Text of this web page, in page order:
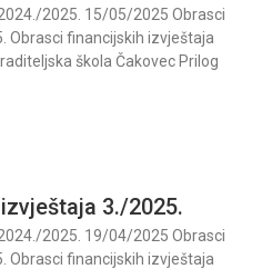
2025. 15/05/2025 Obrasci
Obrasci financijskih izvještaja
škola Čakovec Prilog
3./2025.
2025. 19/04/2025 Obrasci
Obrasci financijskih izvještaja